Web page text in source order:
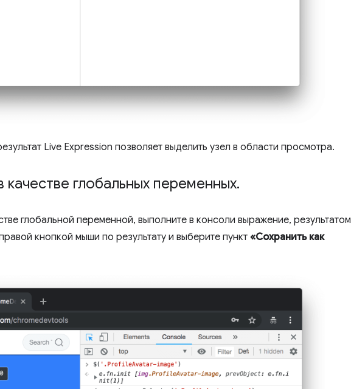
Live Expression позволяет выделить узел в области просмотра.
глобальных переменных.
глобальной переменной, выполните в консоли выражение, результатом
кнопкой мыши по результату и выберите пункт «Сохранить как